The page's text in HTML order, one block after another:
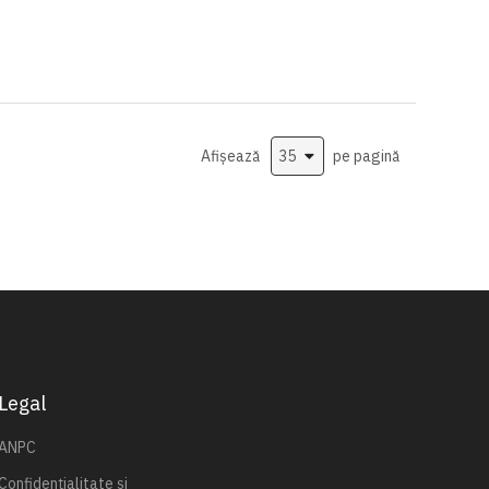
Afișează
pe pagină
Legal
Confidențialitate și